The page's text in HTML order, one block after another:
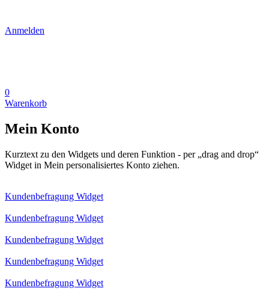
Anmelden
0
Warenkorb
Mein Konto
Kurztext zu den Widgets und deren Funktion - per „drag and drop“
Widget in Mein personalisiertes Konto ziehen.
Kundenbefragung Widget
Kundenbefragung Widget
Kundenbefragung Widget
Kundenbefragung Widget
Kundenbefragung Widget